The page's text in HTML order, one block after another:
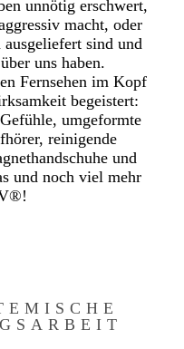
unnötig erschwert,
macht, oder
sind und
uns haben.
Fernsehen im Kopf
begeistert:
umgeformte
reinigende
und
und noch viel mehr